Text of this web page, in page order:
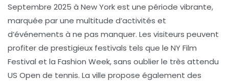
Septembre 2025 à New York est une période vibrante,
marquée par une multitude d’activités et
d’événements à ne pas manquer. Les visiteurs peuvent
profiter de prestigieux festivals tels que le NY Film
Festival et la Fashion Week, sans oublier le très attendu
US Open de tennis. La ville propose également des